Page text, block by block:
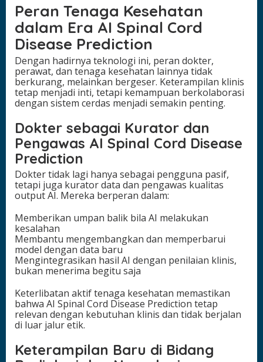
Peran Tenaga Kesehatan
dalam Era AI Spinal Cord
Disease Prediction
Dengan hadirnya teknologi ini, peran dokter,
perawat, dan tenaga kesehatan lainnya tidak
berkurang, melainkan bergeser. Keterampilan klinis
tetap menjadi inti, tetapi kemampuan berkolaborasi
dengan sistem cerdas menjadi semakin penting.
Dokter sebagai Kurator dan
Pengawas AI Spinal Cord Disease
Prediction
Dokter tidak lagi hanya sebagai pengguna pasif,
tetapi juga kurator data dan pengawas kualitas
output AI. Mereka berperan dalam:
Memberikan umpan balik bila AI melakukan
kesalahan
Membantu mengembangkan dan memperbarui
model dengan data baru
Mengintegrasikan hasil AI dengan penilaian klinis,
bukan menerima begitu saja
Keterlibatan aktif tenaga kesehatan memastikan
bahwa AI Spinal Cord Disease Prediction tetap
relevan dengan kebutuhan klinis dan tidak berjalan
di luar jalur etik.
Keterampilan Baru di Bidang